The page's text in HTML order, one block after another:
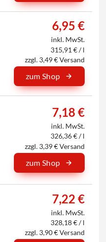
6,95 €
inkl. MwSt.
315,91 € / l
zzgl. 3,49 € Versand
zum Shop
7,18 €
inkl. MwSt.
326,36 € / l
zzgl. 3,39 € Versand
zum Shop
7,22 €
inkl. MwSt.
328,18 € / l
zzgl. 3,90 € Versand